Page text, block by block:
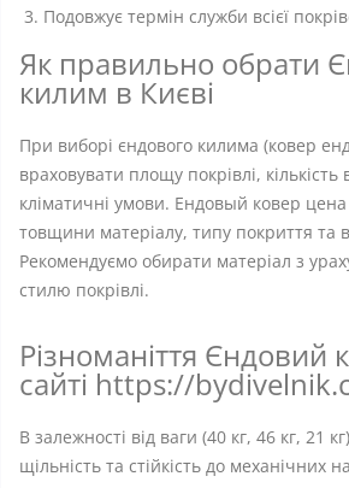
Подовжує термін служби всієї
Як правильно обрати
килим в Києві
При виборі єндового килима (ковер
враховувати площу покрівлі, кількість
кліматичні умови. Ендовый ковер
товщини матеріалу, типу покриття та
Рекомендуємо обирати матеріал з
стилю покрівлі.
Різноманіття Єндовий
сайті https://
В залежності від ваги (40 кг, 46 кг, 21
щільність та стійкість до механічних